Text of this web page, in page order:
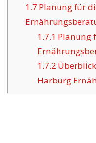
1.7 Planung für
1.7.1 Planung
1.7.2
Harburg